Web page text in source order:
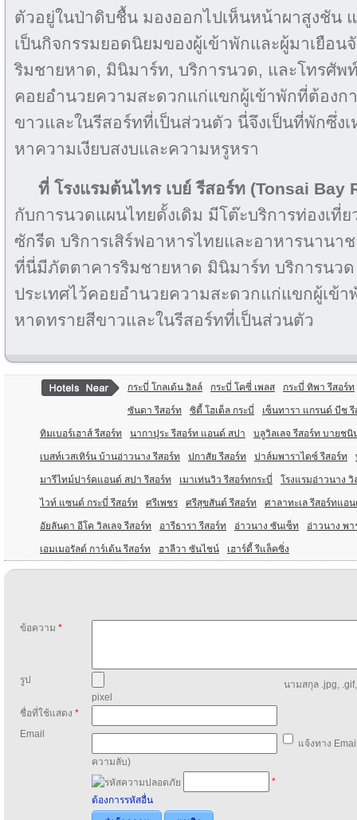
ตัวอยู่ในป่าดิบชื้น มองออกไปเห็นหน้าผาสูงชัน
เป็นกิจกรรมยอดนิยมของผู้เข้าพักและผู้มาเยือ
ริมชายหาด, มินิมาร์ท, บริการนวด, และโทรศัพ
คอยอำนวยความสะดวกแก่แขกผู้เข้าพักที่ต้องก
ขาวและในรีสอร์ทที่เป็นส่วนตัว นี่จึงเป็นที่พักซึ่ง
หาความเงียบสงบและความหรูหรา
ที่ โรงแรมต้นไทร เบย์ รีสอร์ท (Tonsai Bay
กับการนวดแผนไทยดั้งเดิม มีโต๊ะบริการท่องเที่
ซักรีด บริการเสิร์ฟอาหารไทยและอาหารนานา
ที่นี่มีภัตตาคารริมชายหาด มินิมาร์ท บริการนวด
ประเทศไว้คอยอำนวยความสะดวกแก่แขกผู้เข้า
หาดทรายสีขาวและในรีสอร์ทที่เป็นส่วนตัว
กระบี่ โกลเด้น ฮิลล์ กระบี่ โคซี่ เพลส กระบี่ ทิพา รีสอร์ท
ซันดา รีสอร์ท ซิตี้ โฮเต็ล กระบี่ เซ็นทารา แกรนด์ บีช
ทิมเบอร์เฮาส์ รีสอร์ท นากาปุระ รีสอร์ท แอนด์ สปา บลูวิลเลจ รีสอร์ท บายชนิ
เบสท์เวสเทิร์น บ้านอ่าวนาง รีสอร์ท ปกาสัย รีสอร์ท ปาล์มพาราไดซ์ รีสอร์ท
มารีไทม์ปาร์คแอนด์ สปา รีสอร์ท เมาเท่นวิว รีสอร์ทกระบี่ โรงแรมอ่าวนาง วิ
ไวท์ แซนด์ กระบี่ รีสอร์ท ศรีเพชร ศรีสุขสันต์ รีสอร์ท ศาลาทะเล รีสอร์ทแอ
อัยลันดา อีโค วิลเลจ รีสอร์ท อารีธารา รีสอร์ท อ่าวนาง ซันเซ็ท อ่าวนาง พา
เอมเมอรัลด์ การ์เด้น รีสอร์ท ฮาลีวา ซันไชน์ เฮาร์ดี้ รีแล็คซิ่ง
ข้อความ *
รูป
นามสกุล .jpg,
pixel
ชื่อที่ใช้แสดง *
Email
แจ้งทาง
ความลับ)
*
ต้องการรหัสอื่น